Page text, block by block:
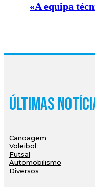
«A equipa
Últimas
Canoagem
Voleibol
Futsal
Automobilismo
Diversos